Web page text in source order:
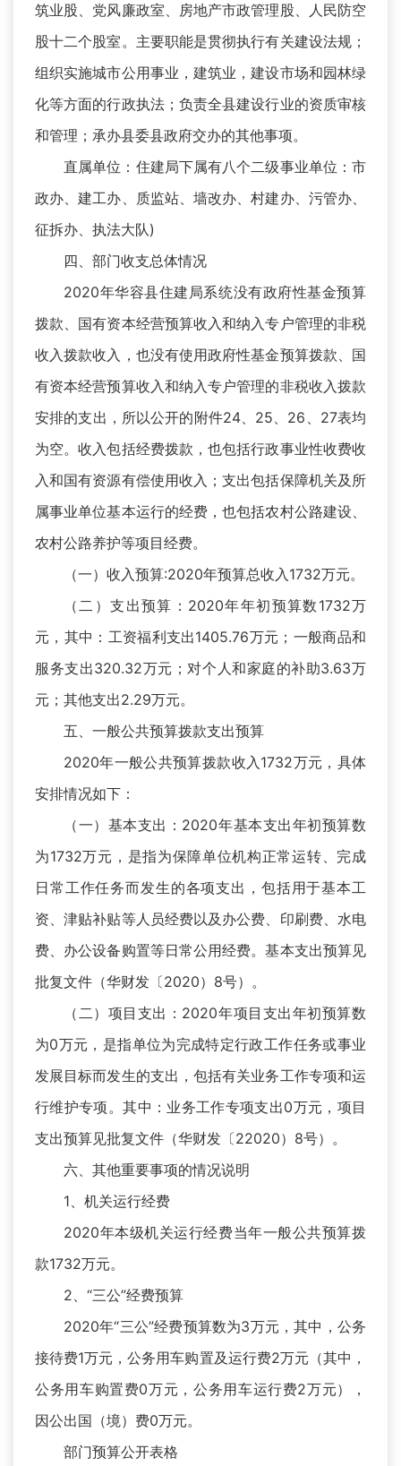
筑业股、党风廉政室、房地产市政管理股、人民防空
股十二个股室。主要职能是贯彻执行有关建设法规；
组织实施城市公用事业，建筑业，建设市场和园林绿
化等方面的行政执法；负责全县建设行业的资质审核
和管理；承办县委县政府交办的其他事项。
直属单位：住建局下属有八个二级事业单位：市
政办、建工办、质监站、墙改办、村建办、污管办、
征拆办、执法大队)
四、部门收支总体情况
2020年华容县住建局系统没有政府性基金预算
拨款、国有资本经营预算收入和纳入专户管理的非税
收入拨款收入，也没有使用政府性基金预算拨款、国
有资本经营预算收入和纳入专户管理的非税收入拨款
安排的支出，所以公开的附件24、25、26、27表均
为空。收入包括经费拨款，也包括行政事业性收费收
入和国有资源有偿使用收入；支出包括保障机关及所
属事业单位基本运行的经费，也包括农村公路建设、
农村公路养护等项目经费。
（一）收入预算:2020年预算总收入1732万元。
（二）支出预算：2020年年初预算数1732万
元，其中：工资福利支出1405.76万元；一般商品和
服务支出320.32万元；对个人和家庭的补助3.63万
元；其他支出2.29万元。
五、一般公共预算拨款支出预算
2020年一般公共预算拨款收入1732万元，具体
安排情况如下：
（一）基本支出：2020年基本支出年初预算数
为1732万元，是指为保障单位机构正常运转、完成
日常工作任务而发生的各项支出，包括用于基本工
资、津贴补贴等人员经费以及办公费、印刷费、水电
费、办公设备购置等日常公用经费。基本支出预算见
批复文件（华财发〔2020）8号）。
（二）项目支出：2020年项目支出年初预算数
为0万元，是指单位为完成特定行政工作任务或事业
发展目标而发生的支出，包括有关业务工作专项和运
行维护专项。其中：业务工作专项支出0万元，项目
支出预算见批复文件（华财发〔22020）8号）。
六、其他重要事项的情况说明
1、机关运行经费
2020年本级机关运行经费当年一般公共预算拨
款1732万元。
2、“三公”经费预算
2020年“三公”经费预算数为3万元，其中，公务
接待费1万元，公务用车购置及运行费2万元（其中，
公务用车购置费0万元，公务用车运行费2万元），
因公出国（境）费0万元。
部门预算公开表格